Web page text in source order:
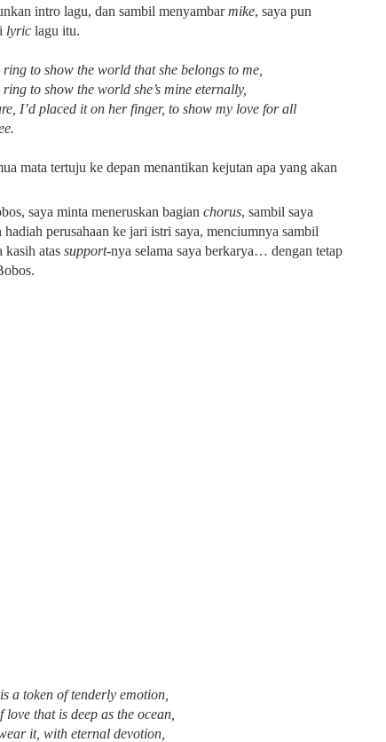
intro lagu, dan sambil menyambarmike, saya pun
lyriclagu itu.
ring to show the world that she belongs to me,
to show the world she’s mine eternally,
I’d placed it on her finger, to show my love for all
mata tertuju ke depan menantikan kejutan apa yang akan
saya minta meneruskan bagian chorus, sambil saya
perusahaan ke jari istri saya, menciumnya sambil
kasih atas support-nya selama saya berkarya… dengan tetap
a token of tenderly emotion,
that is deep as the ocean,
it, with eternal devotion,